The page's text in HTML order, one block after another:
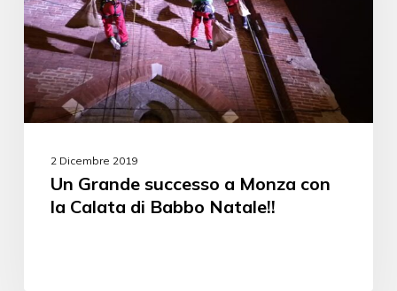
2 Dicembre 2019
Un Grande successo a Monza con
la Calata di Babbo Natale!!